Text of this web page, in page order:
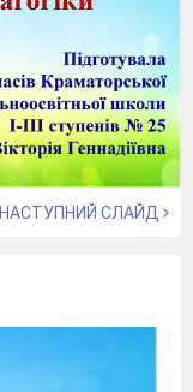
НАСТУПНИЙ СЛАЙД